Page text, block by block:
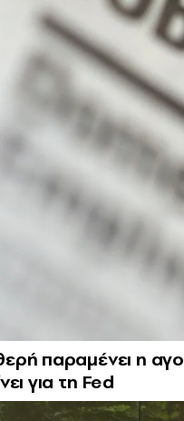
παραμένει η
για τη Fed